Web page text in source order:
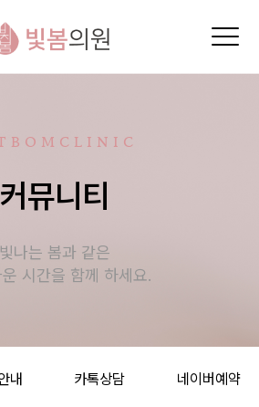
커뮤니티
빛나는 봄과 같은
시간을 함께 하세요.
내 카톡상담 네이버예약